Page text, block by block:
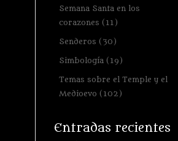
Semana Santa en los
corazones (11)
Senderos (30)
Simbología (19)
Temas sobre el Temple y el
Medioevo (102)
Entradas recientes